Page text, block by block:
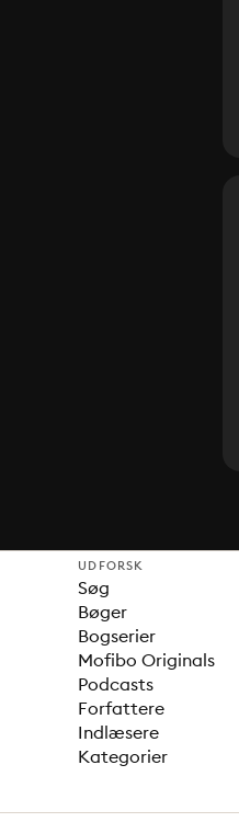
UDFORSK
Søg
Bøger
Bogserier
Mofibo Originals
Podcasts
Forfattere
Indlæsere
Kategorier